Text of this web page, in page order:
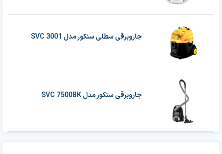
جاروبرقی سطلی سنکور مدل SVC 3001
جاروبرقی سنکور مدل SVC 7500BK